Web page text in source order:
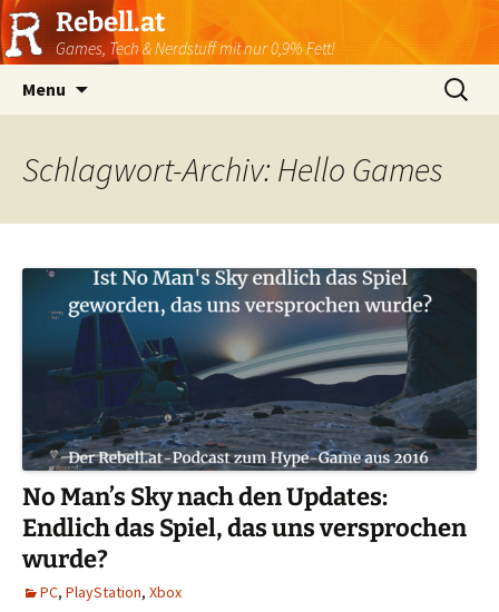
Rebell.at
Games, Tech & Nerdstuff mit nur 0,9% Fett!
Menu
Suchen
nach:
Schlagwort-Archiv: Hello Games
No Man’s Sky nach den Updates:
Endlich das Spiel, das uns versprochen
wurde?
PC, PlayStation, Xbox